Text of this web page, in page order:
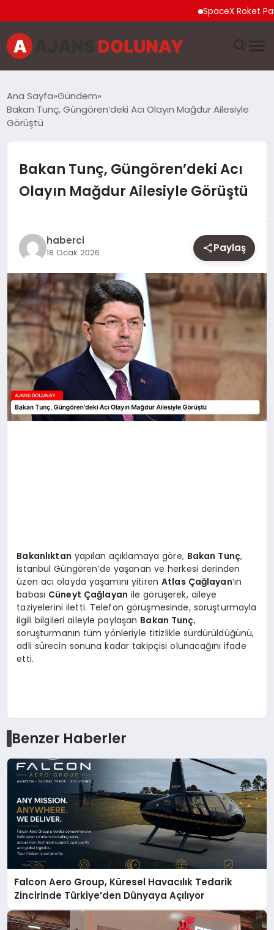
SpaceX Roket
EĞITIM
MAGAZIN
SAĞLIK
SIYASET
SPOR
YAŞAM
Ana Sayfa Gündem
Bakan Tunç, Güngören’deki Acı Olayın Mağdur Ailesiyle
Görüştü
Bakan Tunç, Güngören’deki Acı
Olayın Mağdur Ailesiyle Görüştü
haberci
18 Ocak 2026 Paylaş
Bakanlıktan yapılan açıklamaya göre, Bakan Tunç,
İstanbul Güngören’de yaşanan ve herkesi derinden
üzen acı olayda yaşamını yitiren Atlas Çağlayan‘ın
babası Cüneyt Çağlayan ile görüşerek, aileye
taziyelerini iletti. Telefon görüşmesinde, soruşturmayla
ilgili bilgileri aileyle paylaşan Bakan Tunç,
soruşturmanın tüm yönleriyle titizlikle sürdürüldüğünü,
adli sürecin sonuna kadar takipçisi olunacağını ifade
etti.
Benzer Haberler
Falcon Aero Group, Küresel Havacılık Tedarik
Zincirinde Türkiye’den Dünyaya Açılıyor